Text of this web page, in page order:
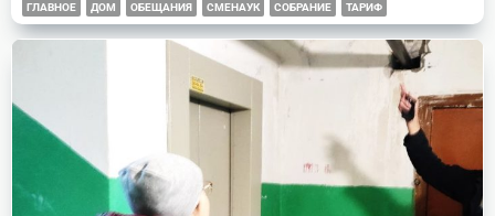
ГЛАВНОЕ ДОМ ОБЕЩАНИЯ СМЕНАУК СОБРАНИЕ ТАРИФ